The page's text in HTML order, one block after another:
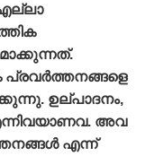
ഉല്പാദനം,
അവ
എന്ന്‌